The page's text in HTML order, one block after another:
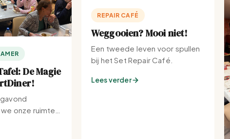
De Magie
onze ruimte
REPAIR CAFÉ
Weggooien? Mooi niet!
Een tweede leven voor spullen
bij het Set Repair Café.
Lees verder